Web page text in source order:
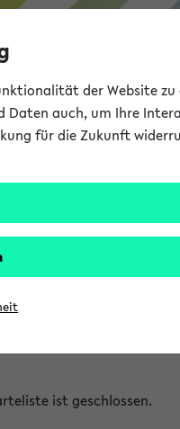
(BS)
ist geschlossen.
der Website
Daten auch, um Ihre
für die Zukunft